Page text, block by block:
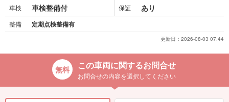
車検 車検整備付 保証 あり
整備 定期点検整備有
更新日： 2026-08-03 07:44
この車両に関するお問合せ
お問合せの内容を選択してください